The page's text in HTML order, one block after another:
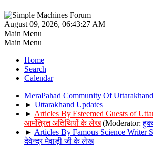
August 09, 2026, 06:43:27 AM
Main Menu
Main Menu
Home
Search
Calendar
MeraPahad Community Of
► Uttarakhand Updates
► Articles By Esteemed Guests of
आमंत्रित अतिथियों के लेख (Moderator:
► Articles By Famous Science Writer
देवेन्द्र मेवाड़ी जी के लेख